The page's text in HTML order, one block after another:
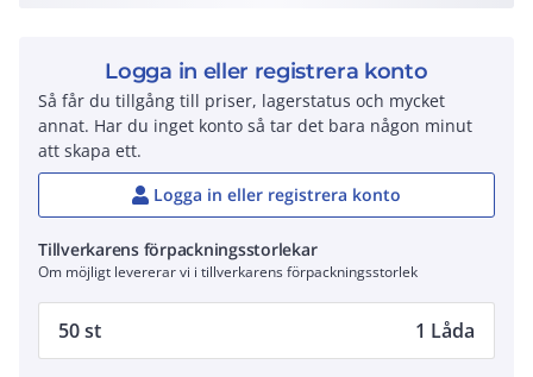
Logga in eller registrera konto
Så får du tillgång till priser, lagerstatus och mycket
annat. Har du inget konto så tar det bara någon minut
att skapa ett.
Logga in eller registrera konto
Tillverkarens förpackningsstorlekar
Om möjligt levererar vi i tillverkarens förpackningsstorlek
50 st 1 Låda